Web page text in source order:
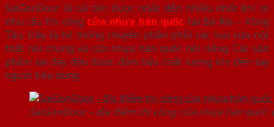
SaiGonDoor là cái tên được nhắc đến nhiều nhất khi có
nhu cầu thi công cửa nhựa hàn quốc tại Bà Rịa – Vũng
Tàu. Đây là hệ thống chuyên phân phối các loại cửa nội
thất nói chung và cửa nhựa hàn quốc nói riêng. Các sản
phẩm tại đây đều được đảm bảo chất lượng khi đến tay
người tiêu dùng.
SaiGonDoor – địa điểm thi công cửa nhựa hàn quốc